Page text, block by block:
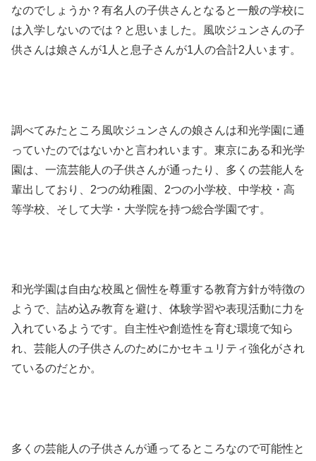
なのでしょうか？有名人の子供さんとなると一般の学校に
は入学しないのでは？と思いました。風吹ジュンさんの子
供さんは娘さんが1人と息子さんが1人の合計2人います。
調べてみたところ風吹ジュンさんの娘さんは和光学園に通
っていたのではないかと言われいます。東京にある和光学
園は、一流芸能人の子供さんが通ったり、多くの芸能人を
輩出しており、2つの幼稚園、2つの小学校、中学校・高
等学校、そして大学・大学院を持つ総合学園です。
和光学園は自由な校風と個性を尊重する教育方針が特徴の
ようで、詰め込み教育を避け、体験学習や表現活動に力を
入れているようです。自主性や創造性を育む環境で知ら
れ、芸能人の子供さんのためにかセキュリティ強化がされ
ているのだとか。
多くの芸能人の子供さんが通ってるところなので可能性と